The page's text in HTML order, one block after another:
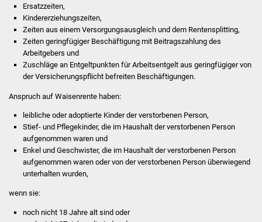
Schulen
Volkshochschule
Kirchen
Ersatzzeiten,
Kindererziehungszeiten,
Zeiten aus einem Versorgungsausgleich und dem Rentensplitting,
Zeiten geringfügiger Beschäftigung mit Beitragszahlung des
Arbeitgebers und
Zuschläge an Entgeltpunkten für Arbeitsentgelt aus geringfügiger von
der Versicherungspflicht befreiten Beschäftigungen.
Anspruch auf Waisenrente haben:
leibliche oder adoptierte Kinder der verstorbenen Person,
Stief- und Pflegekinder, die im Haushalt der verstorbenen Person
aufgenommen waren und
Enkel und Geschwister, die im Haushalt der verstorbenen Person
aufgenommen waren oder von der verstorbenen Person überwiegend
unterhalten wurden,
wenn sie:
noch nicht 18 Jahre alt sind oder